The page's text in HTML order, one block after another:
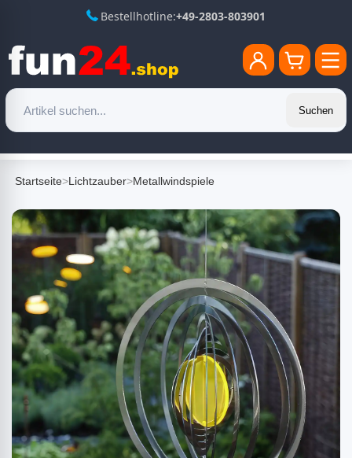
Bestellhotline:+49-2803-803901
Suchen
Startseite>Lichtzauber>Metallwindspiele